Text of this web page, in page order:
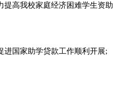
提高我校家庭经济困难学生资助
进国家助学贷款工作顺利开展;